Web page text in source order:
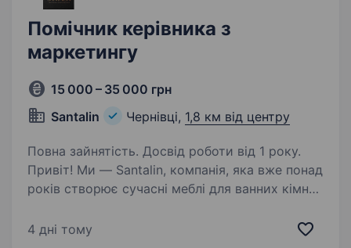
Помічник керівника з
маркетингу
15 000 – 35 000 грн
Santalin
Чернівці, 1,8 км від центру
Повна зайнятість. Досвід роботи від 1 року.
Привіт! Ми — Santalin, компанія, яка вже понад
років створює сучасні меблі для ванних кімнат
ми шукаємо помічника маркетолога —
4 дні тому